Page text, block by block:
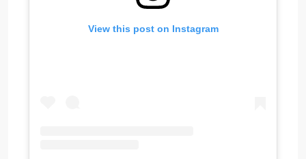
View this post on Instagram